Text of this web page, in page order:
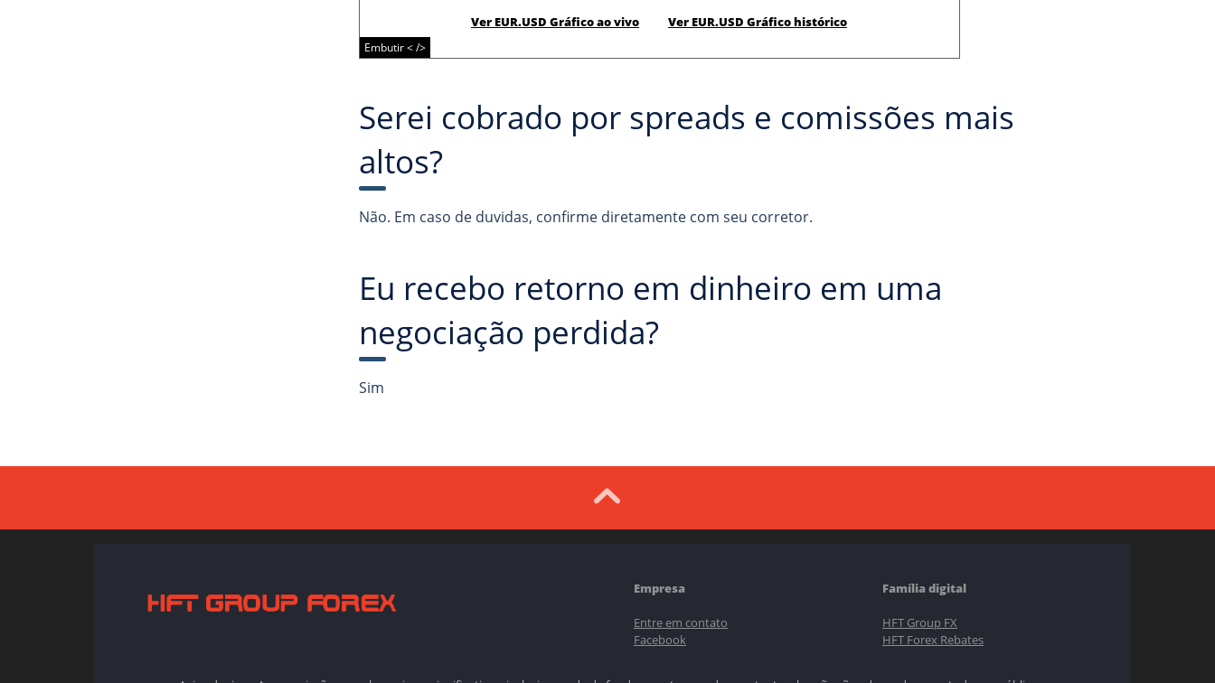
Ver EUR.USD Gráfico ao vivo Ver EUR.USD Gráfico histórico
Embutir < />
Serei cobrado por spreads e comissões mais
altos?
Não. Em caso de duvidas, confirme diretamente com seu corretor.
Eu recebo retorno em dinheiro em uma
negociação perdida?
Sim
Empresa
Entre em contato
Facebook
Família digital
HFT Group FX
HFT Forex Rebates